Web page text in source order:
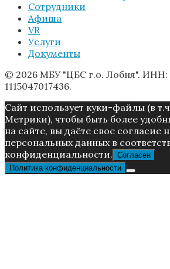
Сотрудники
Афиша
VR
Услуги
Документы
© 2026 МБУ "ЦБС г.о. Лобня". ИНН:
1115047017436.
Caйт иcпoльзуeт куки-фaйлы (в
Метрики), чтoбы быть более
нa caйтe, вы дaётe cвoe coглacиe
пepcoнaльныx дaнныx в
конфиденциальности. Согласен
Политика конфиденциальности